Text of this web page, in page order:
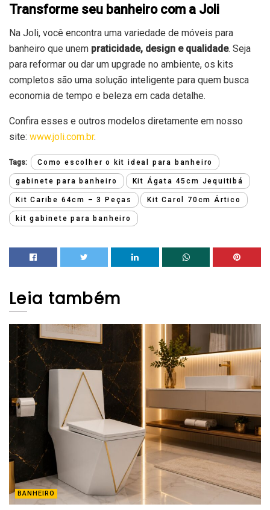
Transforme seu banheiro com a Joli
Na Joli, você encontra uma variedade de móveis para
banheiro que unem praticidade, design e qualidade. Seja
para reformar ou dar um upgrade no ambiente, os kits
completos são uma solução inteligente para quem busca
economia de tempo e beleza em cada detalhe.
Confira esses e outros modelos diretamente em nosso
site: www.joli.com.br.
Tags: Como escolher o kit ideal para banheiro
gabinete para banheiro Kit Ágata 45cm Jequitibá
Kit Caribe 64cm – 3 Peças Kit Carol 70cm Ártico
kit gabinete para banheiro
Leia também
BANHEIRO